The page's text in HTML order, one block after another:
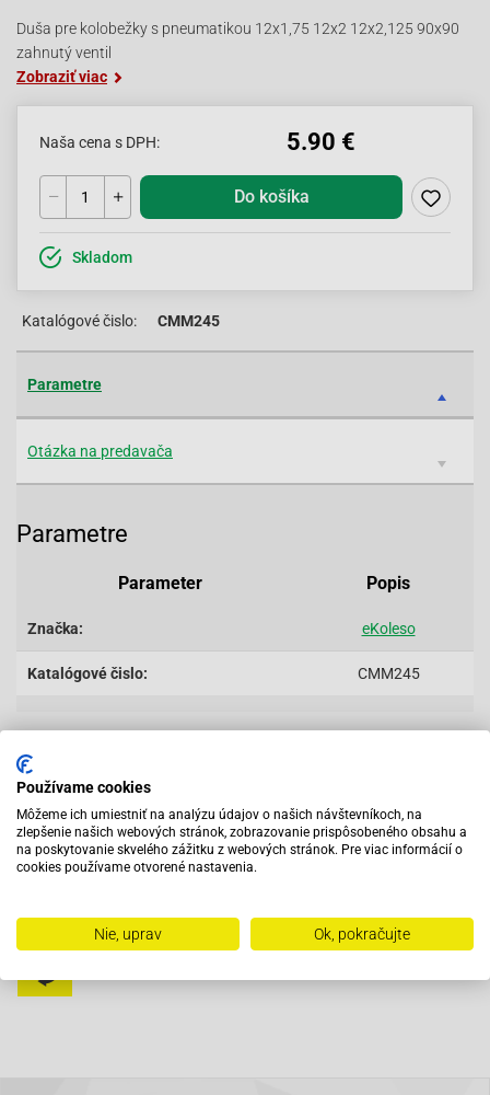
Duša pre kolobežky s pneumatikou 12x1,75 12x2 12x2,125 90x90
zahnutý ventil
Zobraziť viac
Naša cena s DPH: 5.90 €
Do košíka
Skladom
Katalógové čislo: CMM245
Parametre
Otázka na predavača
Parametre
Parameter Popis
Značka: eKoleso
Katalógové čislo: CMM245
Pri objednaní do 12:00 tovar zajtra u vás
Používame cookies
Môžeme ich umiestniť na analýzu údajov o našich návštevníkoch, na
zlepšenie našich webových stránok, zobrazovanie prispôsobeného obsahu a
na poskytovanie skvelého zážitku z webových stránok. Pre viac informácií o
cookies používame otvorené nastavenia.
Nie, uprav Ok, pokračujte